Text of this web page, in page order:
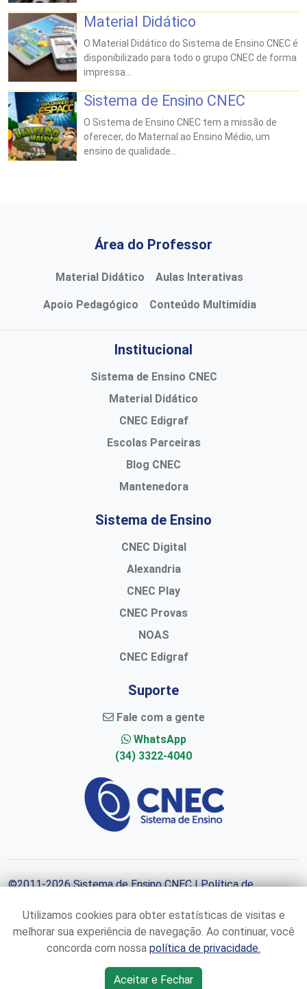
Material Didático
O Material Didático do Sistema de Ensino CNEC é
disponibilizado para todo o grupo CNEC de forma
impressa...
Sistema de Ensino CNEC
O Sistema de Ensino CNEC tem a missão de
oferecer, do Maternal ao Ensino Médio, um
ensino de qualidade...
Área do Professor
Material Didático Aulas Interativas
Apoio Pedagógico Conteúdo Multimídia
Institucional
Sistema de Ensino CNEC
Material Didático
CNEC Edigraf
Escolas Parceiras
Blog CNEC
Mantenedora
Sistema de Ensino
CNEC Digital
Alexandria
CNEC Play
CNEC Provas
NOAS
CNEC Edigraf
Suporte
Fale com a gente
WhatsApp
(34) 3322-4040
©2011-2026Sistema de Ensino CNEC|Política de
Utilizamos cookies para obter estatísticas de visitas e
melhorar sua experiência de navegação. Ao continuar, você
concorda com nossa política de privacidade.
Aceitar e Fechar